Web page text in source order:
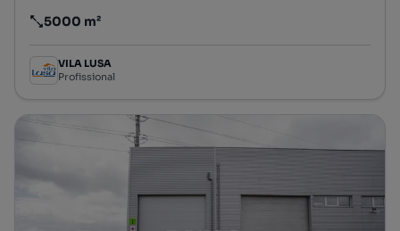
Preço por metro quadrado
5000 m²
VILA LUSA
Profissional